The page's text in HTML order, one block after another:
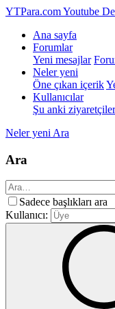
YTPara.comYoutube
Ana sayfa
Forumlar
Yeni mesajlar
Neler yeni
Öne çıkan içerik
Kullanıcılar
Şu anki ziyaretçiler
Neler yeni Ara
Ara
Sadece başlıkları ara
Kullanıcı: